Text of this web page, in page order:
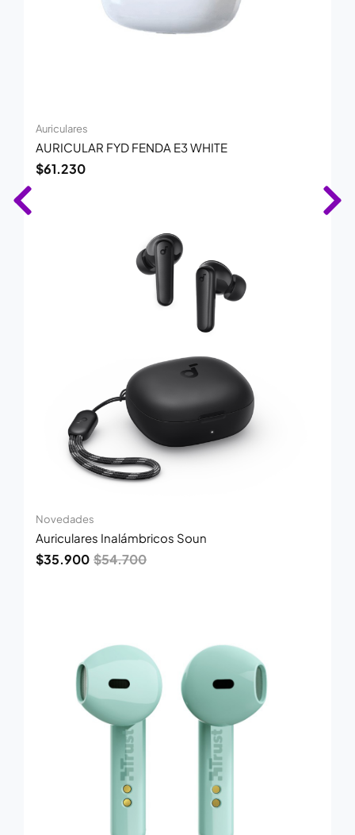
Auriculares
AURICULAR FYD FENDA E3 WHITE
$61.230
Novedades
Auriculares Inalámbricos Soun
$54.700
$35.900